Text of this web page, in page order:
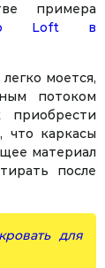
примера
Loft в
моется,
потоком
приобрести
что каркасы
материал
после
для